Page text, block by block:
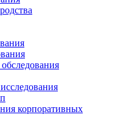
корпоративных